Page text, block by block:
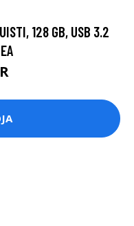
128 GB, USB 3.2